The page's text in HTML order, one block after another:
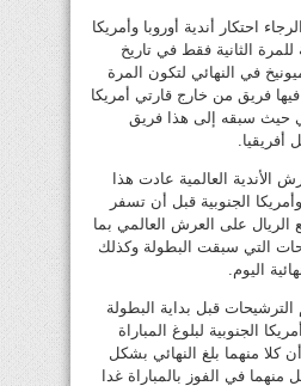
احتكار أندية أوروبا وأمريكا
للمرة الثانية فقط في تاريخ
في النهائي لتكون المرة
فيها فريق من خارج قارتي أمريكا
حيث سبقه إلى هذا فريق
أفريقيا.
العالمية عادت هذا
الجنوبية قبل أن تسفر
الريال على العرش العالمي بما
التي سبقت البطولة وكذلك
اليوم.
قبل بداية البطولة
الجنوبية لبلوغ المباراة
أن كلا منهما بلغ النهائي بشكل
في الفوز بالمباراة غدا